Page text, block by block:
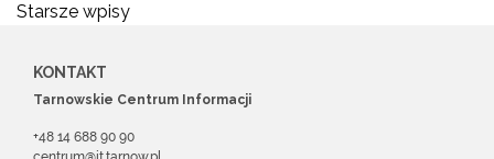
Nawigacja
po
wpisach
Starsze wpisy
KONTAKT
Tarnowskie Centrum Informacji
+48 14 688 90 90